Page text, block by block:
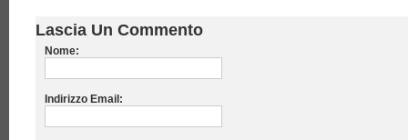
Lascia Un Commento
Nome:
Indirizzo Email: